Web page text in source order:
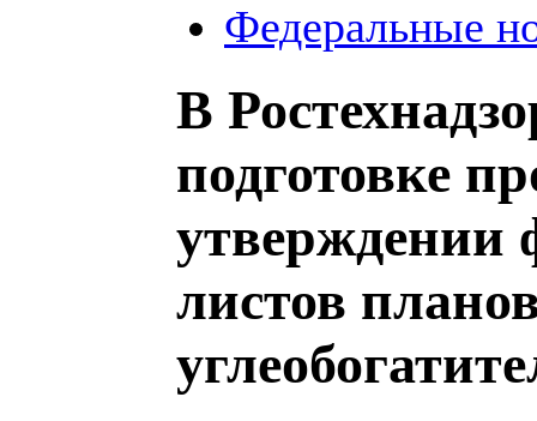
Федеральные
В
подготовке
листов